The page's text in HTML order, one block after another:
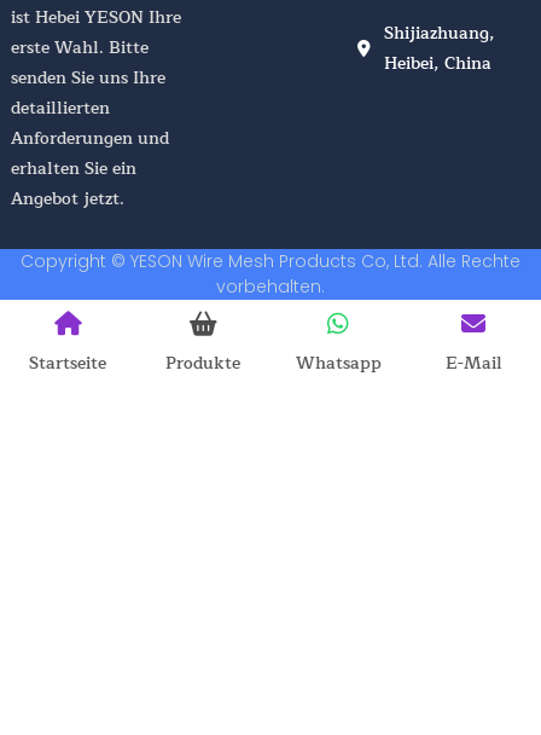
ist Hebei YESON Ihre
erste Wahl. Bitte
senden Sie uns Ihre
detaillierten
Anforderungen und
erhalten Sie ein
Angebot jetzt.
Shijiazhuang,
Heibei, China
Copyright © YESON Wire Mesh Products Co, Ltd. Alle Rechte
vorbehalten.
Startseite Produkte Whatsapp E-Mail